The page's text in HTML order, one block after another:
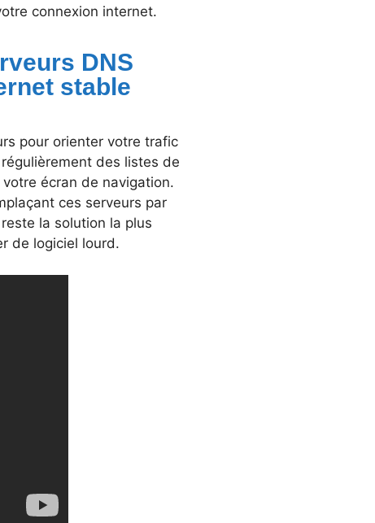
connexion internet.
DNS
stable
pour orienter votre trafic
des listes de
écran de navigation.
ces serveurs par
la solution la plus
de logiciel lourd.